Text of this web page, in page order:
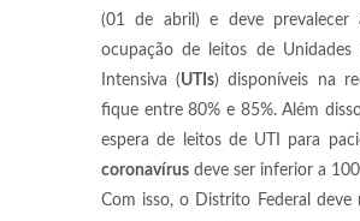
(01 de abril) e deve prevalecer
ocupação de leitos de Unidades
Intensiva (UTIs) disponíveis na
fique entre 80% e 85%. Além
espera de leitos de UTI para
coronavírus deve ser inferior a
Com isso, o Distrito Federal deve